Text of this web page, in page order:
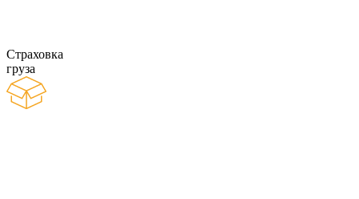
Страховка
груза